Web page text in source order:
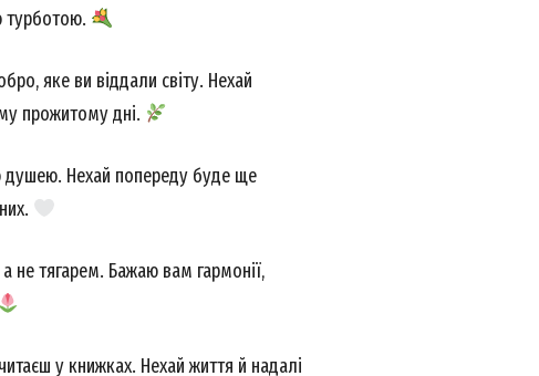
турботою.
яке ви віддали світу. Нехай
прожитому дні.
Нехай попереду буде ще
не тягарем. Бажаю вам гармонії,
у книжках. Нехай життя й надалі